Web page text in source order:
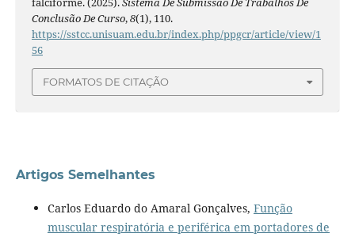
Conclusão De Curso,8(1), 110.
https://sstcc.unisuam.edu.br/index.php/ppgcr/article/view/1
56
FORMATOS DE CITAÇÃO
Artigos Semelhantes
Carlos Eduardo do Amaral Gonçalves, Função
muscular respiratória e periférica em portadores de